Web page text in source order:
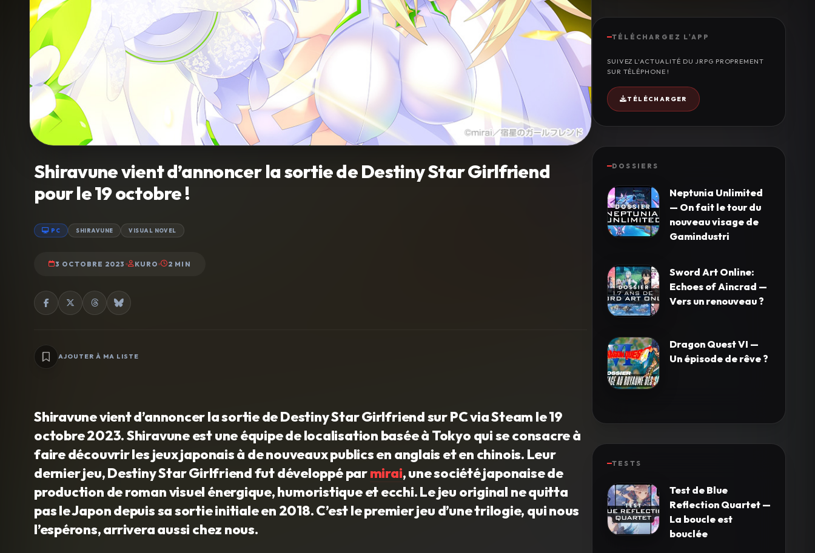
Shiravune vient d’annoncer la sortie de Destiny Star Girlfriend
pour le 19 octobre !
PC SHIRAVUNE VISUAL NOVEL
3 OCTOBRE 2023 KURO 2 MIN
AJOUTER À MA LISTE
Shiravune vient d’annoncer la sortie de Destiny Star Girlfriend sur PC via Steam le 19
octobre 2023. Shiravune est une équipe de localisation basée à Tokyo qui se consacre à
faire découvrir les jeux japonais à de nouveaux publics en anglais et en chinois. Leur
dernier jeu, Destiny Star Girlfriend fut développé parmirai, une société japonaise de
production de roman visuel énergique, humoristique et ecchi. Le jeu original ne quitta
pas le Japon depuis sa sortie initiale en 2018. C’est le premier jeu d’une trilogie, qui nous
l’espérons, arrivera aussi chez nous.
TÉLÉCHARGEZ L'APP
SUIVEZ L'ACTUALITÉ DU JRPG PROPREMENT
SUR TÉLÉPHONE !
TÉLÉCHARGER
DOSSIERS
Neptunia Unlimited
— On fait le tour du
nouveau visage de
Gamindustri
Sword Art Online:
Echoes of Aincrad —
Vers un renouveau ?
Dragon Quest VI —
Un épisode de rêve ?
TESTS
Test de Blue
Reflection Quartet —
La boucle est
bouclée